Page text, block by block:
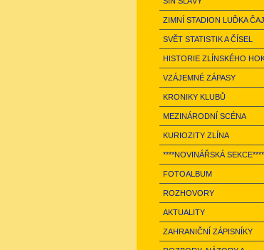
ZIMNÍ STADION LUĎKA
SVĚT STATISTIK A ČÍSEL
HISTORIE ZLÍNSKÉHO
VZÁJEMNÉ ZÁPASY
KRONIKY KLUBŮ
MEZINÁRODNÍ SCÉNA
KURIOZITY ZLÍNA
****NOVINÁŘSKÁ SEKCE****
FOTOALBUM
ROZHOVORY
AKTUALITY
ZAHRANIČNÍ ZÁPISNÍKY